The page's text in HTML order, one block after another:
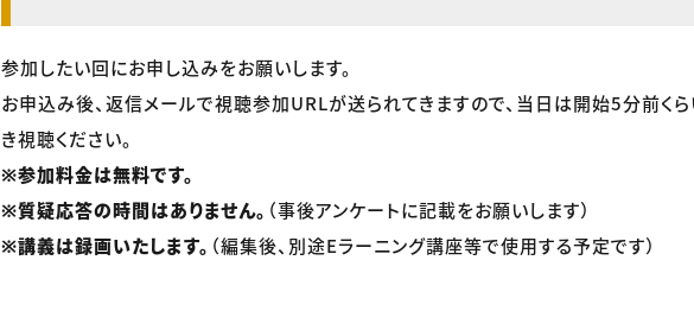
参加したい回にお申し込みをお願いします。
お申込み後、返信メールで視聴参加URLが送られてきますので、当日は開始5分前く
き視聴ください。
※参加料金は無料です。
※質疑応答の時間はありません。 （事後アンケートに記載をお願いします）
※講義は録画いたします。 （編集後、別途Eラーニング講座等で使用する予定です）